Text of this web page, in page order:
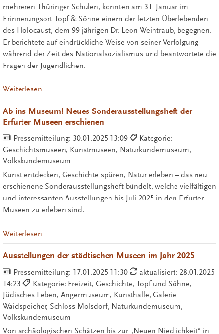
mehreren Thüringer Schulen, konnten am 31. Januar im
Erinnerungsort Topf & Söhne einem der letzten Überlebenden
des Holocaust, dem 99-jährigen Dr. Leon Weintraub, begegnen.
Er berichtete auf eindrückliche Weise von seiner Verfolgung
während der Zeit des Nationalsozialismus und beantwortete die
Fragen der Jugendlichen.
Weiterlesen
Ab ins Museum! Neues Sonderausstellungsheft der
Erfurter Museen erschienen
Pressemitteilung: 30.01.2025 13:09
Kategorie:
Geschichtsmuseen, Kunstmuseen, Naturkundemuseum,
Volkskundemuseum
Kunst entdecken, Geschichte spüren, Natur erleben – das neu
erschienene Sonderausstellungsheft bündelt, welche vielfältigen
und interessanten Ausstellungen bis Juli 2025 in den Erfurter
Museen zu erleben sind.
Weiterlesen
Ausstellungen der städtischen Museen im Jahr 2025
Pressemitteilung: 17.01.2025 11:30
aktualisiert: 28.01.2025
14:23
Kategorie: Freizeit, Geschichte, Topf und Söhne,
Jüdisches Leben, Angermuseum, Kunsthalle, Galerie
Waidspeicher, Schloss Molsdorf, Naturkundemuseum,
Volkskundemuseum
Von archäologischen Schätzen bis zur „Neuen Niedlichkeit“ in